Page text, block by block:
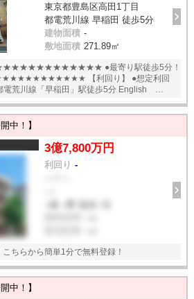
東京都豊島区高田1丁目
都電荒川線 早稲田 徒歩5分
建物面積 -
敷地面積 271.89㎡
●最寄り駅徒歩5分！
【利回り】 ●想定利回
中！】
3億7,800万円
利回り -
ちらから簡単1分で無料登録！
中！】